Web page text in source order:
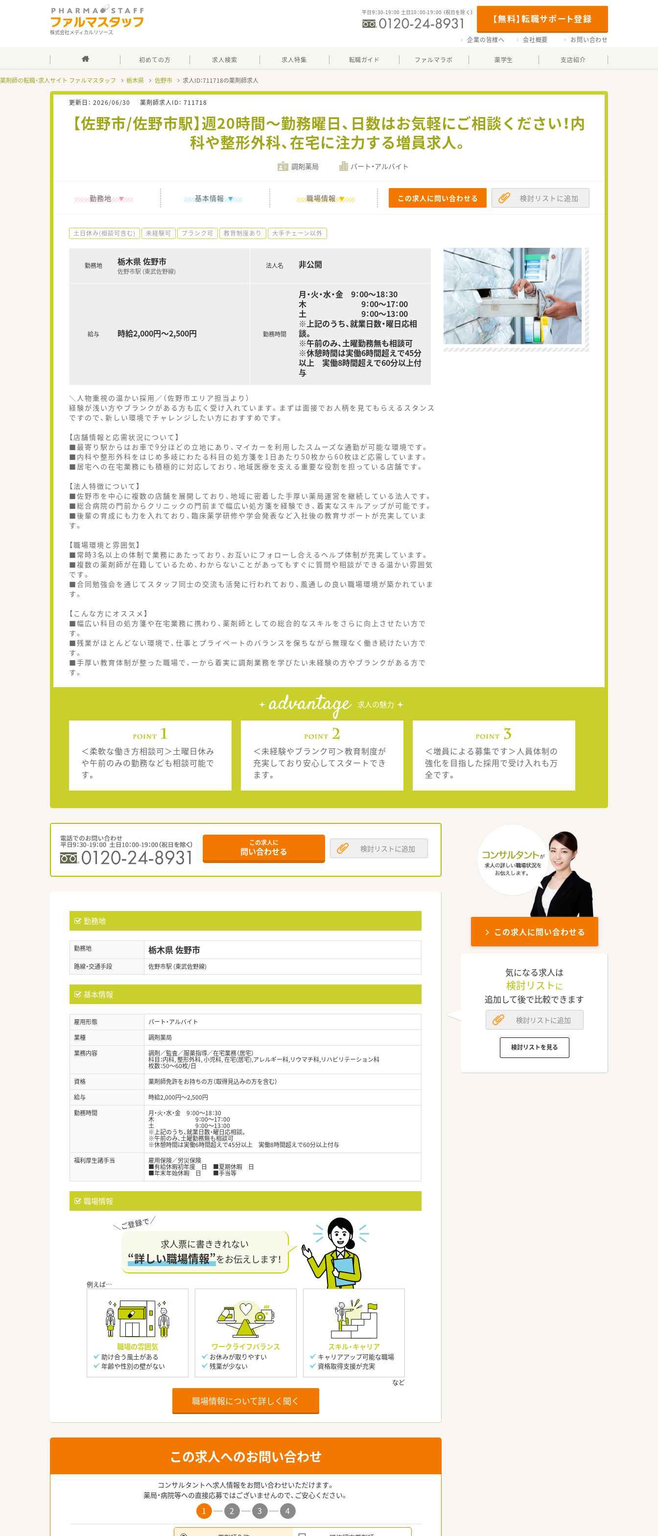
株式会社メディカルリソース
【無料】転職サポート登録
平日9：30-19：00 土日10：00-19：00 （祝日を除く）
企業の皆様へ 会社概要 お問い合わせ
初めての方 求人検索 求人特集 転職ガイド ファルマラボ 薬学生 支店紹介
薬剤師の転職・求人サイト ファルマスタッフ 栃木県 佐野市 求人ID：711718の薬剤師求人
更新日： 2026/06/30 薬剤師求人ID： 711718
【佐野市/佐野市駅】週20時間～勤務曜日、日数はお気軽にご相談ください！内
科や整形外科、在宅に注力する増員求人。
調剤薬局 パート・アルバイト
勤務地 基本情報 職場情報 この求人に問い合わせる 検討リストに追加
土日休み(相談可含む) 未経験可 ブランク可 教育制度あり 大手チェーン以外
勤務地 栃木県 佐野市
佐野市駅 (東武佐野線)
給与 時給2,000円～2,500円
法人名 非公開
勤務時間
月・火・水・金 9：00〜18：30
木 9：00〜17：00
土 9：00〜13：00
※上記のうち、就業日数・曜日応相
談。
※午前のみ、土曜勤務無も相談可
※休憩時間は実働6時間超えで45分
以上 実働8時間超えで60分以上付
与
＼人物重視の温かい採用／（佐野市エリア担当より）
経験が浅い方やブランクがある方も広く受け入れています。まずは面接でお人柄を見てもらえるスタンス
ですので、新しい環境でチャレンジしたい方におすすめです。
【店舗情報と応需状況について】
■最寄り駅からはお車で9分ほどの立地にあり、マイカーを利用したスムーズな通勤が可能な環境です。
■内科や整形外科をはじめ多岐にわたる科目の処方箋を1日あたり50枚から60枚ほど応需しています。
■居宅への在宅業務にも積極的に対応しており、地域医療を支える重要な役割を担っている店舗です。
【法人特徴について】
■佐野市を中心に複数の店舗を展開しており、地域に密着した手厚い薬局運営を継続している法人です。
■総合病院の門前からクリニックの門前まで幅広い処方箋を経験でき、着実なスキルアップが可能です。
■後輩の育成にも力を入れており、臨床薬学研修や学会発表など入社後の教育サポートが充実していま
す。
【職場環境と雰囲気】
■常時3名以上の体制で業務にあたっており、お互いにフォローし合えるヘルプ体制が充実しています。
■複数の薬剤師が在籍しているため、わからないことがあってもすぐに質問や相談ができる温かい雰囲気
です。
■合同勉強会を通じてスタッフ同士の交流も活発に行われており、風通しの良い職場環境が築かれていま
す。
【こんな方にオススメ】
■幅広い科目の処方箋や在宅業務に携わり、薬剤師としての総合的なスキルをさらに向上させたい方で
す。
■残業がほとんどない環境で、仕事とプライベートのバランスを保ちながら無理なく働き続けたい方で
す。
■手厚い教育体制が整った職場で、一から着実に調剤業務を学びたい未経験の方やブランクがある方で
す。
advantage 求人の魅力
＜柔軟な働き方相談可＞土曜日休み
や午前のみの勤務なども相談可能で
す。
＜未経験やブランク可＞教育制度が
充実しており安心してスタートでき
ます。
＜増員による募集です＞人員体制の
強化を目指した採用で受け入れも万
全です。
この求人に
問い合わせる 検討リストに追加
勤務地
勤務地 栃木県 佐野市
路線・交通手段 佐野市駅 (東武佐野線)
基本情報
雇用形態
パート・アルバイト
業種
調剤薬局
業務内容
調剤／監査／服薬指導／在宅業務（居宅）
科目：内科, 整形外科, 小児科, 在宅(居宅),アレルギー科,リウマチ科,リハビリテーション科
枚数：50～60枚/日
資格
薬剤師免許をお持ちの方（取得見込みの方を含む）
給与
時給2,000円～2,500円
勤務時間
月・火・水・金 9：00〜18：30
木 9：00〜17：00
土 9：00〜13：00
※上記のうち、就業日数・曜日応相談。
※午前のみ、土曜勤務無も相談可
※休憩時間は実働6時間超えで45分以上 実働8時間超えで60分以上付与
福利厚生諸手当
雇用保険／労災保険
■有給休暇初年度 日 ■夏期休暇 日
■年末年始休暇 日 ■手当等
職場情報
求人票に書ききれない
“詳しい職場情報”をお伝えします！
職場の雰囲気
助け合う風土がある
年齢や性別の壁がない
ワークライフバランス
お休みが取りやすい
残業が少ない
スキル・キャリア
キャリアアップ可能な職場
資格取得支援が充実
職場情報について詳しく聞く
この求人へのお問い合わせ
コンサルタントへ求人情報をお問い合わせいただけます。
薬局・病院等への直接応募ではございませんので、ご安心ください。
1 2 3 4
この求人に問い合わせる
気になる求人は
検討リスト に
追加して後で比較できます
検討リストに追加
検討リストを見る